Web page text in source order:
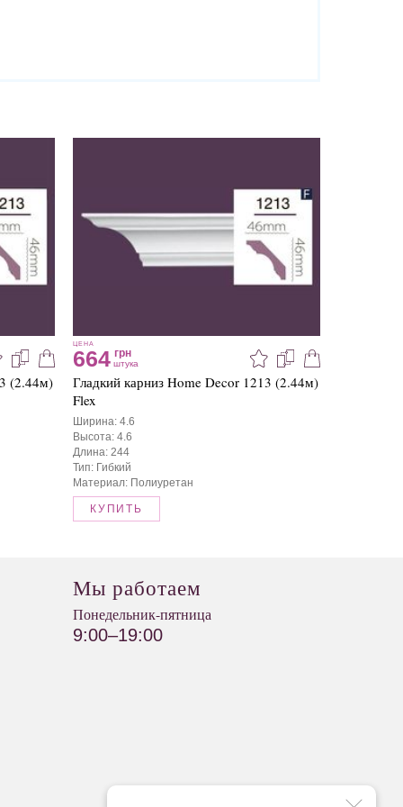
(2.44м)
ЦЕНА
664 грн
штука
Гладкий карниз Home Decor 1213 (2.44м)
Flex
Ширина: 4.6
Высота: 4.6
Длина: 244
Тип: Гибкий
Материал: Полиуретан
КУПИТЬ
Мы работаем
Понедельник-пятница
9:00–19:00